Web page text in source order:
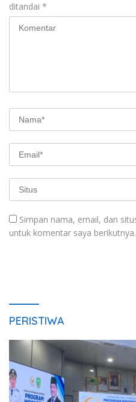
ditandai *
Simpan nama, email, dan
untuk komentar saya berikutnya.
PERISTIWA